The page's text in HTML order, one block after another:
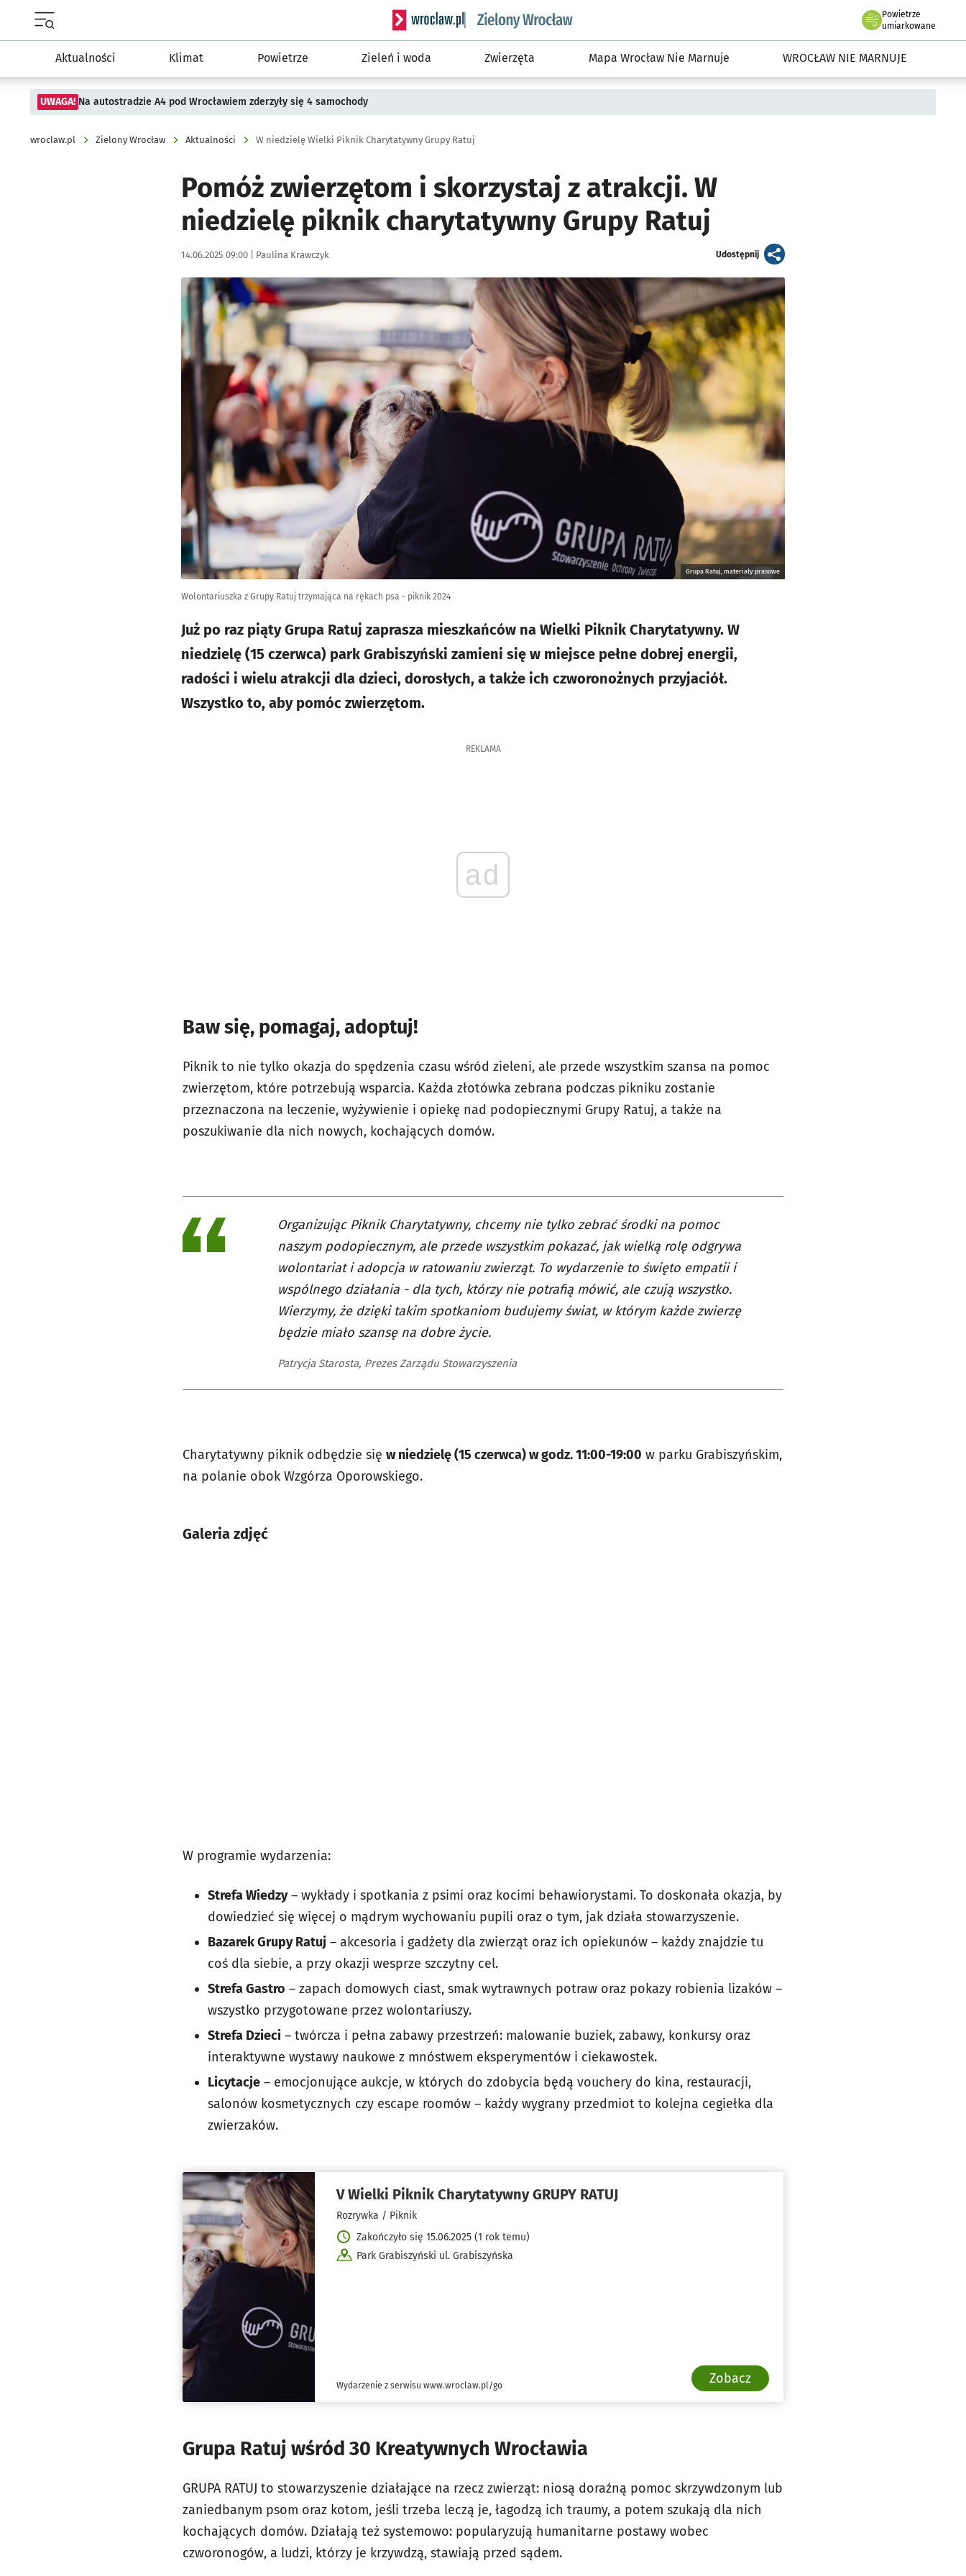
Serwis informacyjny wroclaw.pl podserwis: Środowisko we Wrocławiu
Powietrze
we Wrocławiu
umiarkowane
Aktualności Klimat Powietrze Zieleń i woda Zwierzęta Mapa Wrocław Nie Marnuje WROCŁAW NIE MARNUJE
UWAGA! Na autostradzie A4 pod Wrocławiem zderzyły się 4 samochody
wroclaw.pl Zielony Wrocław Aktualności W niedzielę Wielki Piknik Charytatywny Grupy Ratuj
Pomóż zwierzętom i skorzystaj z atrakcji. W
niedzielę piknik charytatywny Grupy Ratuj
Data publikacji:
14.06.2025 09:00 | Autor:
Paulina Krawczyk Udostępnijartykuł
Kliknij, aby powiększyć
Grupa Ratuj, materiały prasowe
Wolontariuszka z Grupy Ratuj trzymająca na rękach psa - piknik 2024
Już po raz piąty Grupa Ratuj zaprasza mieszkańców na Wielki Piknik Charytatywny. W
niedzielę (15 czerwca) park Grabiszyński zamieni się w miejsce pełne dobrej energii,
radości i wielu atrakcji dla dzieci, dorosłych, a także ich czworonożnych przyjaciół.
Wszystko to, aby pomóc zwierzętom.
REKLAMA
ad
Baw się, pomagaj, adoptuj!
Piknik to nie tylko okazja do spędzenia czasu wśród zieleni, ale przede wszystkim szansa na pomoc
zwierzętom, które potrzebują wsparcia. Każda złotówka zebrana podczas pikniku zostanie
przeznaczona na leczenie, wyżywienie i opiekę nad podopiecznymi Grupy Ratuj, a także na
poszukiwanie dla nich nowych, kochających domów.
Organizując Piknik Charytatywny, chcemy nie tylko zebrać środki na pomoc
naszym podopiecznym, ale przede wszystkim pokazać, jak wielką rolę odgrywa
wolontariat i adopcja w ratowaniu zwierząt. To wydarzenie to święto empatii i
wspólnego działania - dla tych, którzy nie potrafią mówić, ale czują wszystko.
Wierzymy, że dzięki takim spotkaniom budujemy świat, w którym każde zwierzę
będzie miało szansę na dobre życie.
Patrycja Starosta, Prezes Zarządu Stowarzyszenia
Charytatywny piknik odbędzie się w niedzielę (15 czerwca) w godz. 11:00-19:00 w parku Grabiszyńskim,
na polanie obok Wzgórza Oporowskiego.
Galeria zdjęć
W programie wydarzenia:
Strefa Wiedzy– wykłady i spotkania z psimi oraz kocimi behawiorystami. To doskonała okazja, by
dowiedzieć się więcej o mądrym wychowaniu pupili oraz o tym, jak działa stowarzyszenie.
Bazarek Grupy Ratuj – akcesoria i gadżety dla zwierząt oraz ich opiekunów – każdy znajdzie tu
coś dla siebie, a przy okazji wesprze szczytny cel.
Strefa Gastro – zapach domowych ciast, smak wytrawnych potraw oraz pokazy robienia lizaków –
wszystko przygotowane przez wolontariuszy.
Strefa Dzieci – twórcza i pełna zabawy przestrzeń: malowanie buziek, zabawy, konkursy oraz
interaktywne wystawy naukowe z mnóstwem eksperymentów i ciekawostek.
Licytacje – emocjonujące aukcje, w których do zdobycia będą vouchery do kina, restauracji,
salonów kosmetycznych czy escape roomów – każdy wygrany przedmiot to kolejna cegiełka dla
zwierzaków.
V Wielki Piknik Charytatywny GRUPY RATUJ
Rozrywka / Piknik
Zakończyło się 15.06.2025 (1 rok temu)
Park Grabiszyński ul. Grabiszyńska
Zobacz
Wydarzenie z serwisu www.wroclaw.pl/go
Grupa Ratuj wśród 30 Kreatywnych Wrocławia
GRUPA RATUJ to stowarzyszenie działające na rzecz zwierząt: niosą doraźną pomoc skrzywdzonym lub
zaniedbanym psom oraz kotom, jeśli trzeba leczą je, łagodzą ich traumy, a potem szukają dla nich
kochających domów. Działają też systemowo: popularyzują humanitarne postawy wobec
czworonogów, a ludzi, którzy je krzywdzą, stawiają przed sądem.